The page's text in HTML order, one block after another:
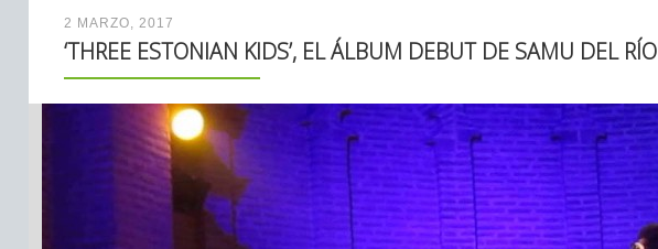
2 MARZO, 2017
‘THREE ESTONIAN KIDS’, EL ÁLBUM DEBUT DE SAMU DEL RÍO